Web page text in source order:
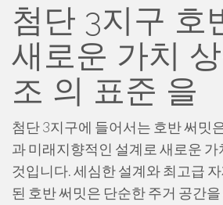
첨단 3지구 호
새로운 가치
조 의 표준 을
첨단 3지구에 들어서는 호반 써밋
과 미래지향적인 설계로 새로운
것입니다. 세심한 설계와 최고급
된 호반 써밋은 단순한 주거 공간